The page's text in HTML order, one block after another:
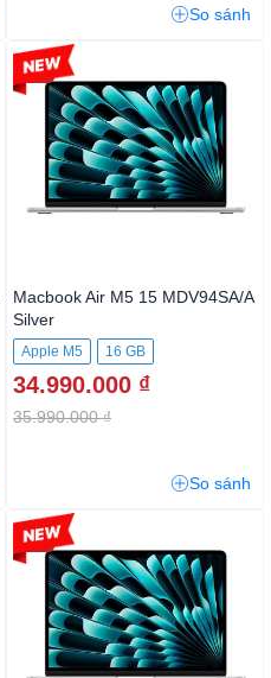
So sánh
Macbook Air M5 15 MDV94SA/A
Silver
Apple M5
16 GB
512GB SSD
34.990.000 ₫
35.990.000 ₫
-2%
So sánh
-4%